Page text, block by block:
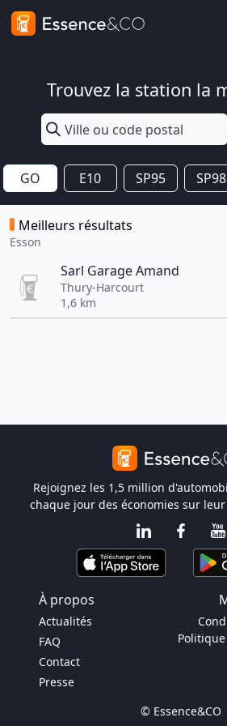
Trouvez la station la
GO E10 SP95 SP98
Meilleurs résultats
Esson
Sarl Garage Amand
Thury-Harcourt
1,6 km
Rejoignez les 1,5 million
chaque jour des économies sur
À propos
Actualités
FAQ
Contact
Presse
© Essence&CO